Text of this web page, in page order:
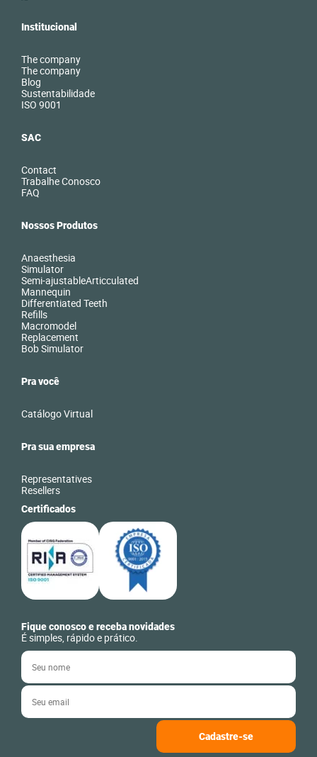
Institucional
The company
The company
Blog
Sustentabilidade
ISO 9001
SAC
Contact
Trabalhe Conosco
FAQ
Nossos Produtos
Anaesthesia
Simulator
Semi-ajustableArticculated
Mannequin
Differentiated Teeth
Refills
Macromodel
Replacement
Bob Simulator
Pra você
Catálogo Virtual
Pra sua empresa
Representatives
Resellers
Certificados
Fique conosco e receba novidades
É simples, rápido e prático.